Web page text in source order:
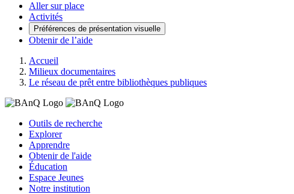
Aller sur place
Activités
Préférences de présentation visuelle
Obtenir de l’aide
Accueil
Milieux documentaires
Le réseau de prêt entre bibliothèques publiques
Outils de recherche
Explorer
Apprendre
Obtenir de l'aide
Éducation
Espace Jeunes
Notre institution